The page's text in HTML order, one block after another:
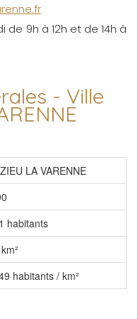
de 9h à 12h et de 14h à
- Ville
LA VARENNE
habitants
habitants / km²